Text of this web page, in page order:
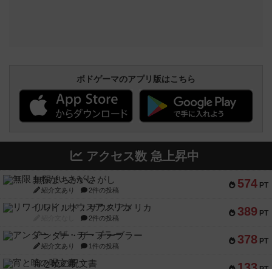
ボドゲーマのアプリ版はこちら
アクセス数 急上昇中
574 PT
無限まちがいさがし
紹介文あり 2件の投稿
389 PT
リワイルド：サウスアメリカ
2件の投稿
378 PT
アンダー・ザ・テーブラー
紹介文あり 1件の投稿
宵と暁の呪文書